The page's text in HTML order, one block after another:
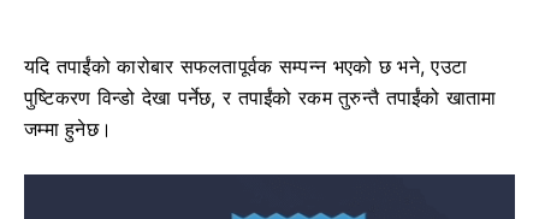
यदि तपाईंको कारोबार सफलतापूर्वक सम्पन्न भएको छ भने, एउटा
पुष्टिकरण विन्डो देखा पर्नेछ, र तपाईंको रकम तुरुन्तै तपाईंको खातामा
जम्मा हुनेछ।